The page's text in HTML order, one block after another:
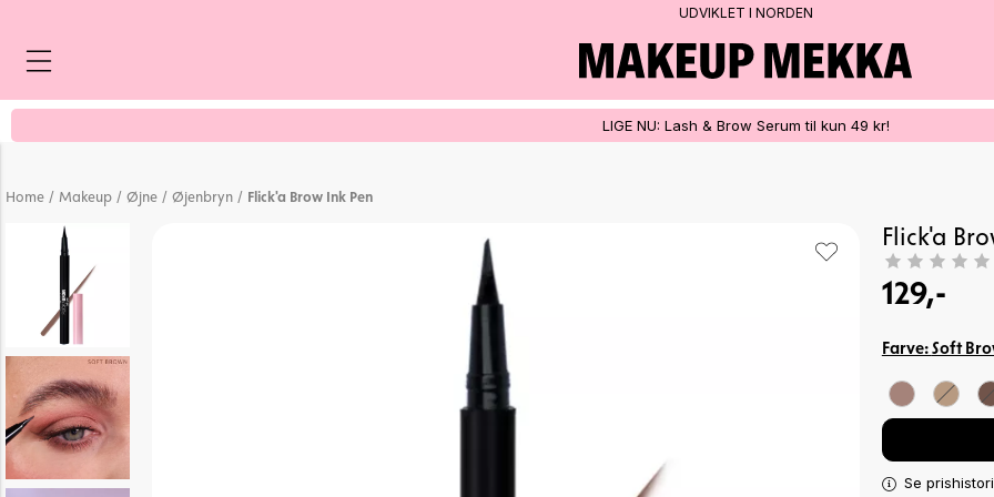
UDVIKLET I NORDEN
LIGE NU: Lash & Brow Serum til kun 49 kr!
Home / Makeup / Øjne / Øjenbryn / Flick'a Brow Ink Pen
Flick'a
129,-
Farve:Soft
Se